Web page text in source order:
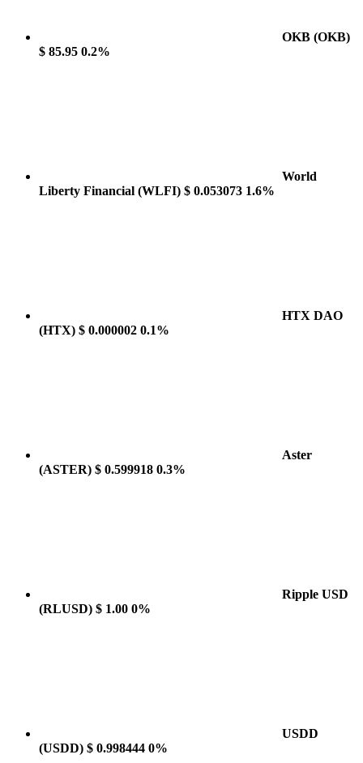
OKB (OKB)
$ 85.95 0.2%
World
Liberty Financial (WLFI) $ 0.053073 1.6%
HTX DAO
(HTX) $ 0.000002 0.1%
Aster
(ASTER) $ 0.599918 0.3%
Ripple USD
(RLUSD) $ 1.00 0%
USDD
(USDD) $ 0.998444 0%